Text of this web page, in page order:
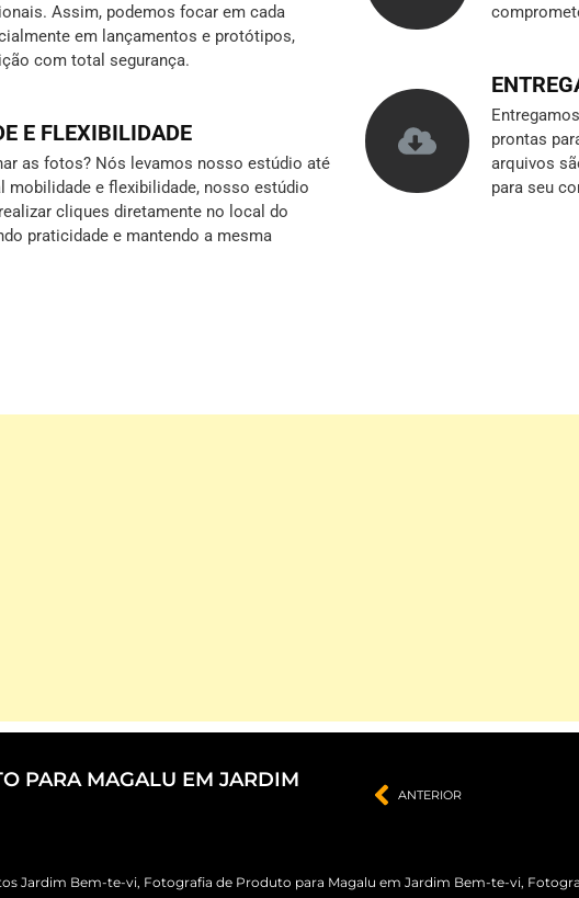
Assim, podemos focar em cada
em lançamentos e protótipos,
com total segurança.
E FLEXIBILIDADE
as fotos? Nós levamos nosso estúdio até
mobilidade e flexibilidade, nosso estúdio
cliques diretamente no local do
praticidade e mantendo a mesma
prontas
arquivos
para seu
PARA MAGALU EM JARDIM
ANTERIOR
Jardim Bem-te-vi, Fotografia de Produto para Magalu em Jardim Bem-te-vi,